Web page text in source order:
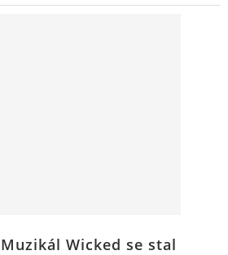
Wicked se stal